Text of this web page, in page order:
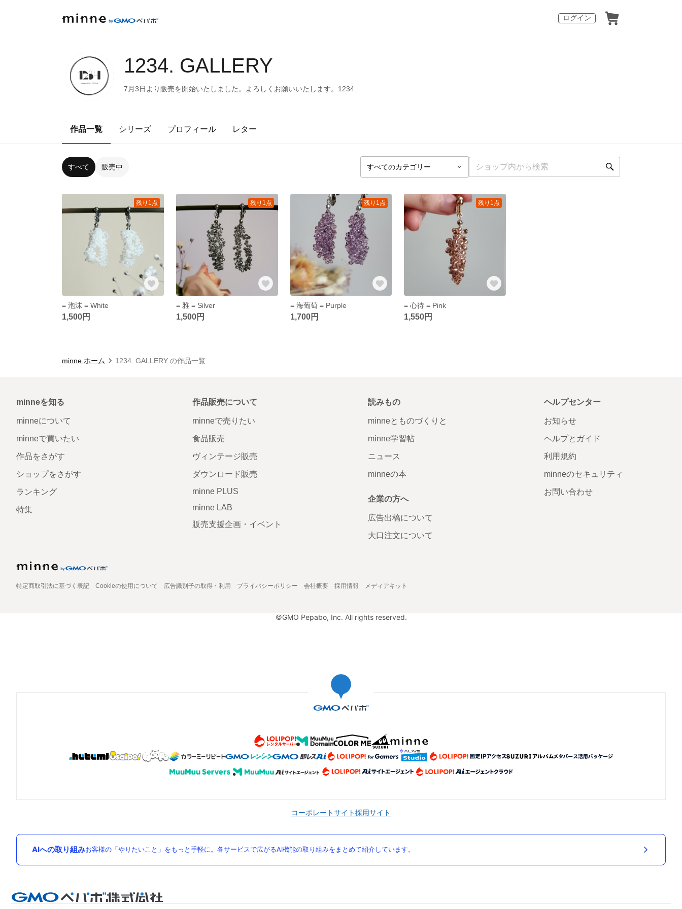
ログイン
1234. GALLERY
7月3日より販売を開始いたしました。よろしくお願いいたします。1234.
作品一覧 シリーズ プロフィール レター
すべて 販売中
残り1点
= 泡沫 = White
1,500円
残り1点
= 雅 = Silver
1,500円
残り1点
= 海葡萄 = Purple
1,700円
残り1点
= 心待 = Pink
1,550円
minne ホーム 1234. GALLERY の作品一覧
minneを知る
minneについて
minneで買いたい
作品をさがす
ショップをさがす
ランキング
特集
作品販売について
minneで売りたい
食品販売
ヴィンテージ販売
ダウンロード販売
minne PLUS
minne LAB
販売支援企画・イベント
読みもの
minneとものづくりと
minne学習帖
ニュース
minneの本
企業の方へ
広告出稿について
大口注文について
ヘルプセンター
お知らせ
ヘルプとガイド
利用規約
minneのセキュリティ
お問い合わせ
特定商取引法に基づく表記 Cookieの使用について 広告識別子の取得・利用 プライバシーポリシー 会社概要 採用情報 メディアキット
©GMO Pepabo, Inc. All rights reserved.
コーポレートサイト採用サイト
AIへの取り組みお客様の「やりたいこと」をもっと手軽に。各サービスで広がるAI機能の取り組みをまとめて紹介しています。